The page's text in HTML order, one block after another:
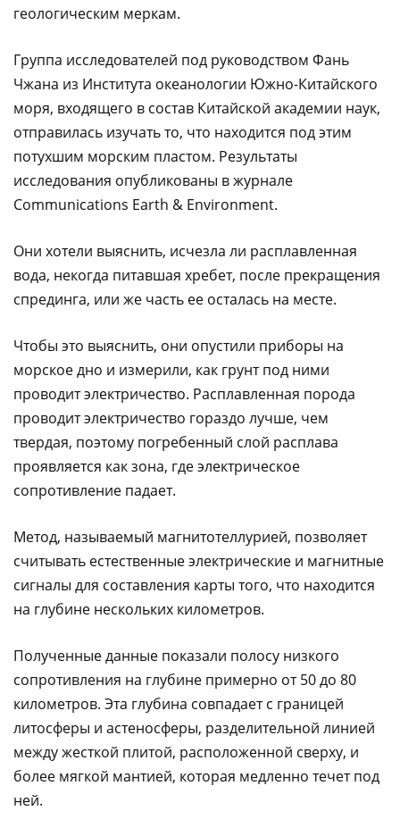
геологическим меркам.
Группа исследователей под руководством Фань
Чжана из Института океанологии Южно-Китайского
моря, входящего в состав Китайской академии наук,
отправилась изучать то, что находится под этим
потухшим морским пластом. Результаты
исследования опубликованы в журнале
Communications Earth & Environment.
Они хотели выяснить, исчезла ли расплавленная
вода, некогда питавшая хребет, после прекращения
спрединга, или же часть ее осталась на месте.
Чтобы это выяснить, они опустили приборы на
морское дно и измерили, как грунт под ними
проводит электричество. Расплавленная порода
проводит электричество гораздо лучше, чем
твердая, поэтому погребенный слой расплава
проявляется как зона, где электрическое
сопротивление падает.
Метод, называемый магнитотеллурией, позволяет
считывать естественные электрические и магнитные
сигналы для составления карты того, что находится
на глубине нескольких километров.
Полученные данные показали полосу низкого
сопротивления на глубине примерно от 50 до 80
километров. Эта глубина совпадает с границей
литосферы и астеносферы, разделительной линией
между жесткой плитой, расположенной сверху, и
более мягкой мантией, которая медленно течет под
ней.